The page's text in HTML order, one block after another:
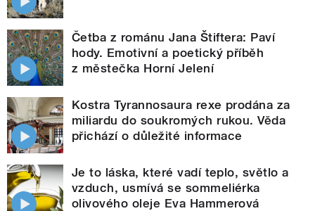
Četba z románu Jana Štiftera: Paví
hody. Emotivní a poetický příběh
z městečka Horní Jelení
Kostra Tyrannosaura rexe prodána za
miliardu do soukromých rukou. Věda
přichází o důležité informace
Je to láska, které vadí teplo, světlo a
vzduch, usmívá se sommeliérka
olivového oleje Eva Hammerová